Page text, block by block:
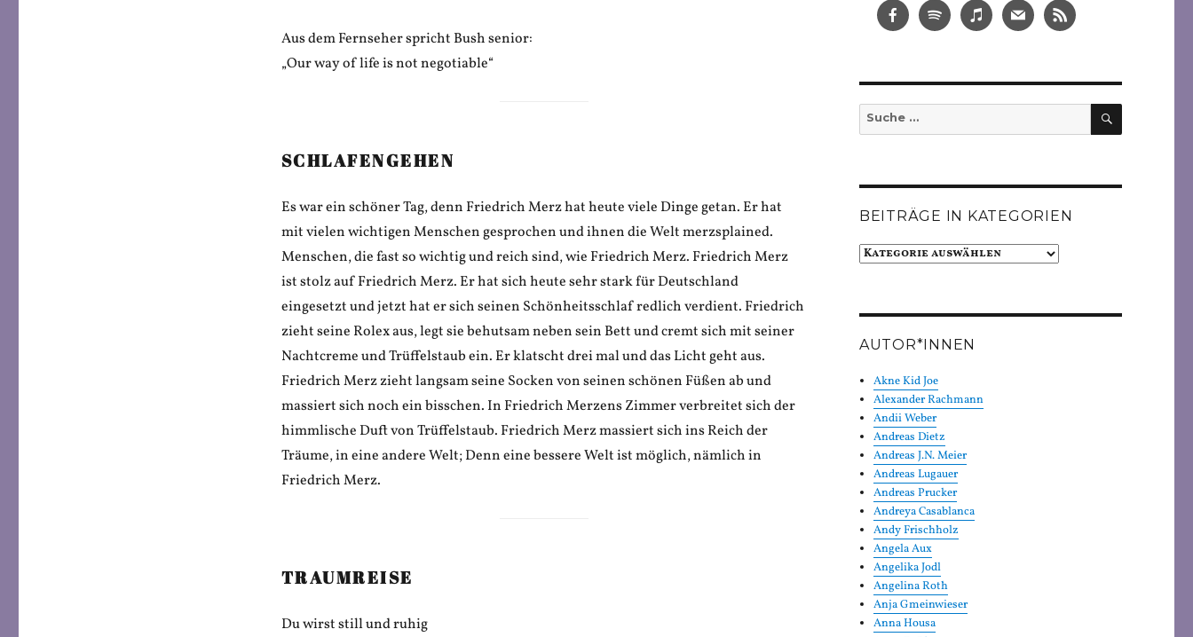
Aus dem Fernseher spricht Bush senior:
„Our way of life is not negotiable“
SCHLAFENGEHEN
Es war ein schöner Tag, denn Friedrich Merz hat heute viele Dinge getan. Er hat
mit vielen wichtigen Menschen gesprochen und ihnen die Welt merzsplained.
Menschen, die fast so wichtig und reich sind, wie Friedrich Merz. Friedrich Merz
ist stolz auf Friedrich Merz. Er hat sich heute sehr stark für Deutschland
eingesetzt und jetzt hat er sich seinen Schönheitsschlaf redlich verdient. Friedrich
zieht seine Rolex aus, legt sie behutsam neben sein Bett und cremt sich mit seiner
Nachtcreme und Trüffelstaub ein. Er klatscht drei mal und das Licht geht aus.
Friedrich Merz zieht langsam seine Socken von seinen schönen Füßen ab und
massiert sich noch ein bisschen. In Friedrich Merzens Zimmer verbreitet sich der
himmlische Duft von Trüffelstaub. Friedrich Merz massiert sich ins Reich der
Träume, in eine andere Welt; Denn eine bessere Welt ist möglich, nämlich in
Friedrich Merz.
TRAUMREISE
Du wirst still und ruhig
Suche
nach:
SUCHEN
BEITRÄGE IN KATEGORIEN
Beiträge
AUTOR*INNEN
Akne Kid Joe
Alexander Rachmann
Andii Weber
Andreas Dietz
Andreas J.N. Meier
Andreas Lugauer
Andreas Prucker
Andreya Casablanca
Andy Frischholz
Angela Aux
Angelika Jodl
Angelina Roth
Anja Gmeinwieser
Anna Housa